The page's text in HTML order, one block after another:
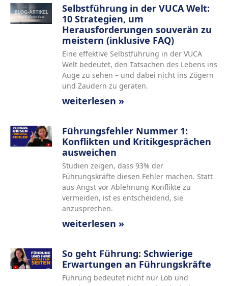
Selbstführung in der VUCA Welt:
10 Strategien, um
Herausforderungen souverän zu
meistern (inklusive FAQ)
Eine effektive Selbstführung in der VUCA
Welt bedeutet, den Tatsachen des Lebens ins
Auge zu sehen – und dabei nicht ins Zögern
und Zaudern zu geraten.
weiterlesen »
Führungsfehler Nummer 1:
Konflikten und Kritikgesprächen
ausweichen
Studien zeigen, dass 93% der
Führungskräfte diesen Fehler machen. Statt
aus Angst vor Ablehnung Konflikte zu
vermeiden, ist es entscheidend, sie
anzusprechen.
weiterlesen »
So geht Führung: Schwierige
Erwartungen an Führungskräfte
Führung bedeutet nicht nur Lob und